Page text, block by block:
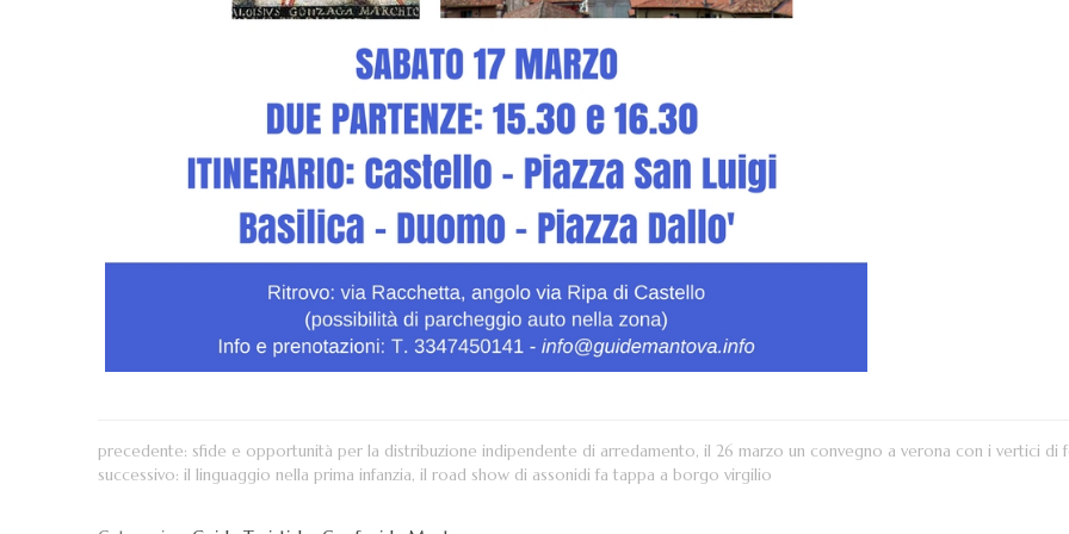
precedente: sfide e opportunità per la distribuzione indipendente di arredamento, il 26 marzo un convegno a verona con i vertici di
successivo: il linguaggio nella prima infanzia, il road show di assonidi fa tappa a borgo virgilio